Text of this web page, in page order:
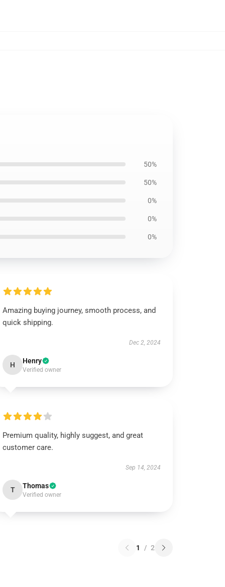
50%
50%
0%
0%
0%
Amazing buying journey, smooth process, and
quick shipping.
Dec 2, 2024
H Henry
Verified owner
Premium quality, highly suggest, and great
customer care.
Sep 14, 2024
T Thomas
Verified owner
1 / 2